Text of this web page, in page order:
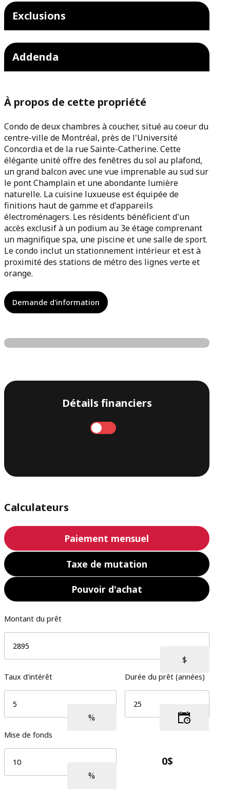
Exclusions
Addenda
À propos de cette propriété
Condo de deux chambres à coucher, situé au coeur du
centre-ville de Montréal, près de l'Université
Concordia et de la rue Sainte-Catherine. Cette
élégante unité offre des fenêtres du sol au plafond,
un grand balcon avec une vue imprenable au sud sur
le pont Champlain et une abondante lumière
naturelle. La cuisine luxueuse est équipée de
finitions haut de gamme et d'appareils
électroménagers. Les résidents bénéficient d'un
accès exclusif à un podium au 3e étage comprenant
un magnifique spa, une piscine et une salle de sport.
Le condo inclut un stationnement intérieur et est à
proximité des stations de métro des lignes verte et
orange.
Demande d'information
Détails financiers
Mensuel
Calculateurs
Paiement mensuel
Taxe de mutation
Pouvoir d'achat
Montant du prêt
Taux d'intérêt Durée du prêt (années)
Mise de fonds